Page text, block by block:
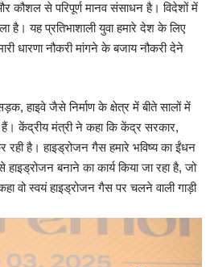
कौशल से परिपूर्ण मानव संसाधन है। विदेशों में
है। यह प्रतिभाशाली युवा हमारे देश के लिए
धारणा नौकरी मांगने के बजाय नौकरी देने
हाइवे जैसे निर्माण के क्षेत्र में बीते सालों में
हैं। केंद्रीय मंत्री ने कहा कि केंद्र सरकार,
रही है। हाइड्रोजन गैस हमारे भविष्य का ईंधन
बनाने का कार्य किया जा रहा है, जो
वो स्वयं हाइड्रोजन गैस पर चलने वाली गाड़ी